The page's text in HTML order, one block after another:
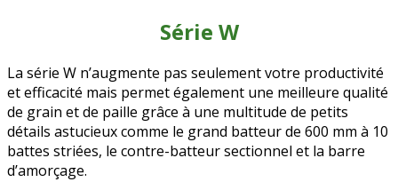
Série W
La série W n’augmente pas seulement votre productivité
et efficacité mais permet également une meilleure qualité
de grain et de paille grâce à une multitude de petits
détails astucieux comme le grand batteur de 600 mm à 10
battes striées, le contre-batteur sectionnel et la barre
d’amorçage.